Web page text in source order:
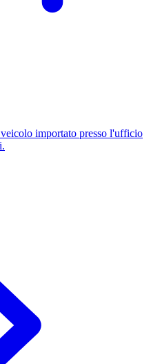
importato presso l'ufficio